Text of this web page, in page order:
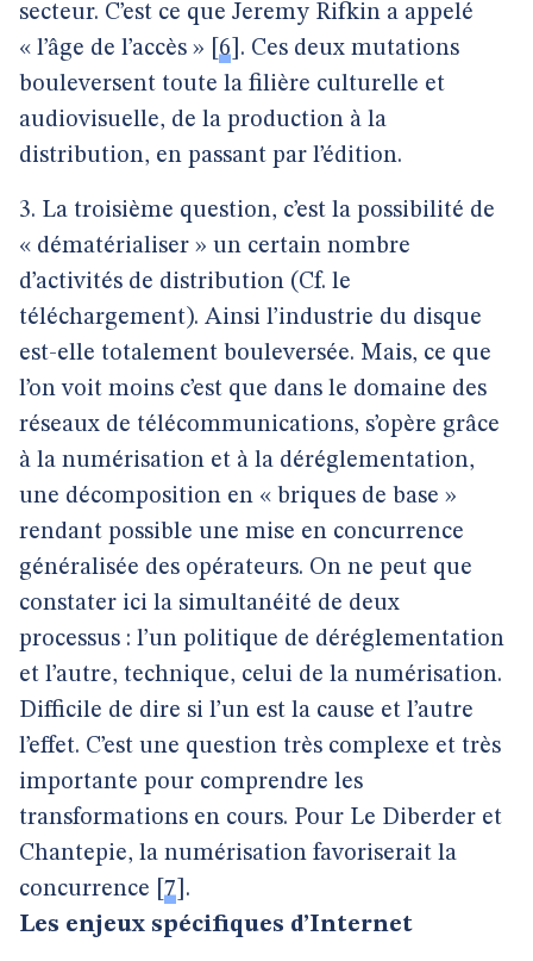
secteur. C’est ce que Jeremy Rifkin a appelé
« l’âge de l’accès »
6 . Ces deux mutations
bouleversent toute la filière culturelle et
audiovisuelle, de la production à la
distribution, en passant par l’édition.
3. La troisième question, c’est la possibilité de
« dématérialiser » un certain nombre
d’activités de distribution (Cf. le
téléchargement). Ainsi l’industrie du disque
est-elle totalement bouleversée. Mais, ce que
l’on voit moins c’est que dans le domaine des
réseaux de télécommunications, s’opère grâce
à la numérisation et à la déréglementation,
une décomposition en « briques de base »
rendant possible une mise en concurrence
généralisée des opérateurs. On ne peut que
constater ici la simultanéité de deux
processus : l’un politique de déréglementation
et l’autre, technique, celui de la numérisation.
Difficile de dire si l’un est la cause et l’autre
l’effet. C’est une question très complexe et très
importante pour comprendre les
transformations en cours. Pour Le Diberder et
Chantepie, la numérisation favoriserait la
concurrence
7 .
Les enjeux spécifiques d’Internet